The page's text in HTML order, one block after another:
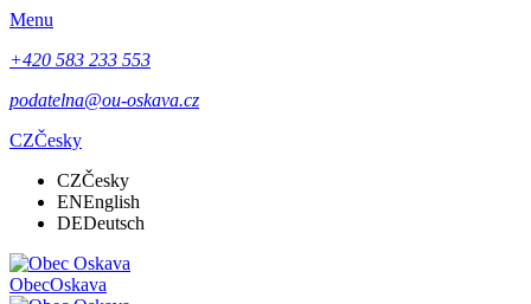
Menu
+420 583 233 553
podatelna@ou-oskava.cz
CZČesky
CZČesky
ENEnglish
DEDeutsch
ObecOskava